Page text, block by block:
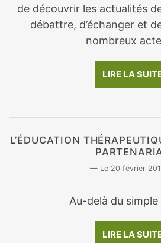
de découvrir les actualités
débattre, d’échanger et
nombreux
LIRE LA
L’ÉDUCATION
20 février
Au-delà du simple
LIRE LA